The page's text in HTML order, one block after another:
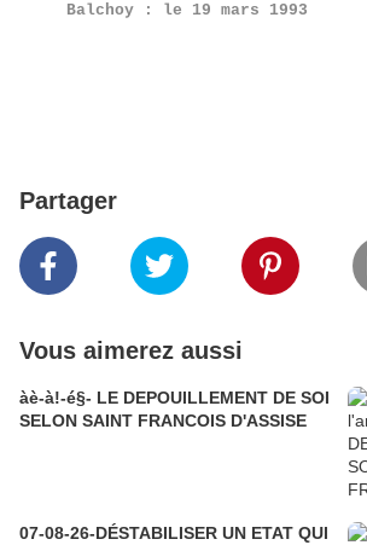
Balchoy : le 19 mars 1993
Partager
Vous aimerez aussi
àè-à!-é§- LE DEPOUILLEMENT DE SOI
SELON SAINT FRANCOIS D'ASSISE
07-08-26-DÉSTABILISER UN ETAT QUI